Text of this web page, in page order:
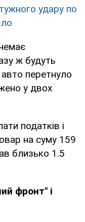
удару по
ж будуть
перетнуло
у двох
податків і
на суму 159
близько 1.5
фронт" і